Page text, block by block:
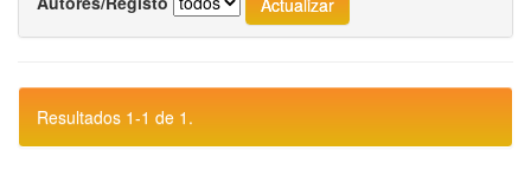
Resultados 1-1 de 1.